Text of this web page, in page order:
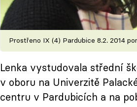
Prostřeno IX (4) Pardubice 8.2. 2014
Lenka vystudovala střední
v oboru na Univerzitě
centru v Pardubicích a na